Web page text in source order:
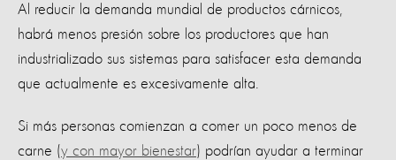
Al reducir la demanda mundial de productos cárnicos,
habrá menos presión sobre los productores que han
industrializado sus sistemas para satisfacer esta demanda
que actualmente es excesivamente alta.
Si más personas comienzan a comer un poco menos de
carne (y con mayor bienestar) podrían ayudar a terminar